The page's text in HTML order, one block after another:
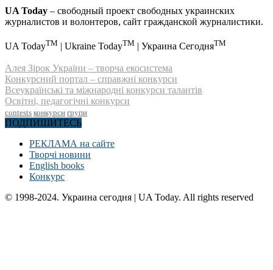
UA Today – свободный проект свободных украинских
журналистов и волонтеров, сайт гражданской журналистики.
UA TodayTM | Ukraine TodayTM | Украина СегодняTM
Алея Зірок України – творча екосистема
Конкурсний портал – справжні конкурси
Всеукраїнські та міжнародні конкурси талантів
Освітні, педагогічні конкурси
contests конкурси групи
ПОДПИШИТЕСЬ
РЕКЛАМА на сайте
Творчі новини
English books
Конкурс
© 1998-2024. Украина сегодня | UA Today. All rights reserved